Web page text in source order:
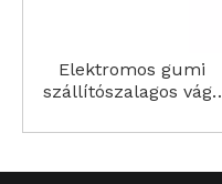
Elektromos gumi
szállítószalagos vágó
alkalmazásokhoz